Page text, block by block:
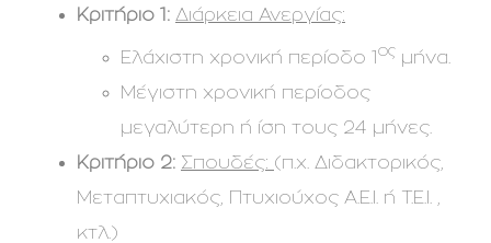
Κριτήριο 1: Διάρκεια Ανεργίας:
Ελάχιστη χρονική περίοδο 1 ος μήνα.
Μέγιστη χρονική περίοδος
μεγαλύτερη ή ίση τους 24 μήνες.
Κριτήριο 2: Σπουδές: (π.χ. Διδακτορικός,
Μεταπτυχιακός, Πτυχιούχος Α.Ε.Ι. ή Τ.Ε.Ι. ,
κτλ.)